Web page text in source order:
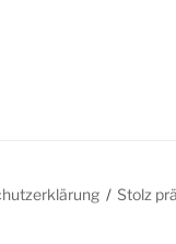
Stolz